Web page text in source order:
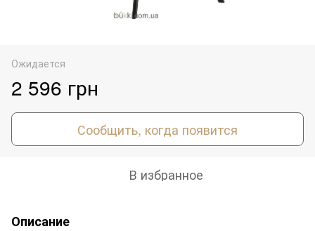
Ожидается
2 596 грн
Сообщить, когда появится
В избранное
Описание